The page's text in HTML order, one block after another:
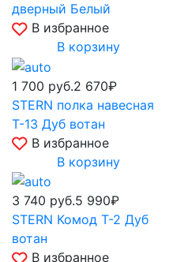
дверный Белый
В избранное
В корзину
1 700 руб.2 670₽
STERN полка навесная
Т-13 Дуб вотан
В избранное
В корзину
3 740 руб.5 990₽
STERN Комод Т-2 Дуб
вотан
В избранное